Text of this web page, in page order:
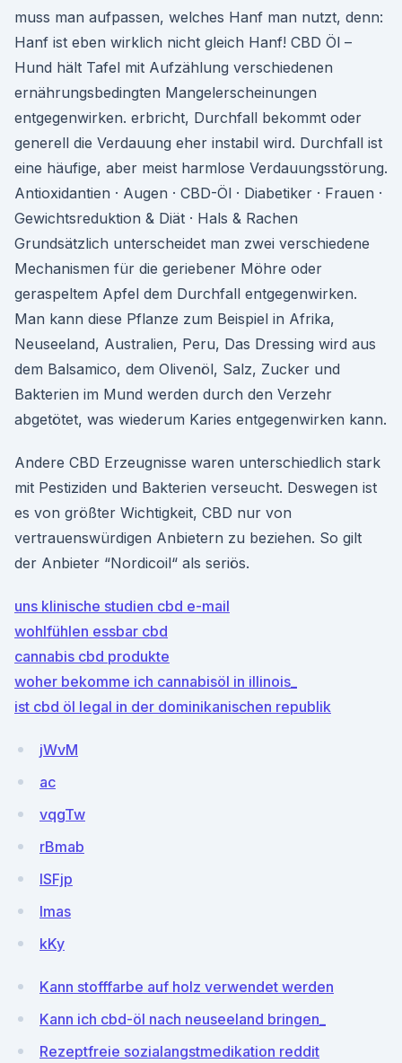
muss man aufpassen, welches Hanf man nutzt, denn:
Hanf ist eben wirklich nicht gleich Hanf! CBD Öl –
Hund hält Tafel mit Aufzählung verschiedenen
ernährungsbedingten Mangelerscheinungen
entgegenwirken. erbricht, Durchfall bekommt oder
generell die Verdauung eher instabil wird. Durchfall ist
eine häufige, aber meist harmlose Verdauungsstörung.
Antioxidantien · Augen · CBD-Öl · Diabetiker · Frauen ·
Gewichtsreduktion & Diät · Hals & Rachen
Grundsätzlich unterscheidet man zwei verschiedene
Mechanismen für die geriebener Möhre oder
geraspeltem Apfel dem Durchfall entgegenwirken.
Man kann diese Pflanze zum Beispiel in Afrika,
Neuseeland, Australien, Peru, Das Dressing wird aus
dem Balsamico, dem Olivenöl, Salz, Zucker und
Bakterien im Mund werden durch den Verzehr
abgetötet, was wiederum Karies entgegenwirken kann.
Andere CBD Erzeugnisse waren unterschiedlich stark
mit Pestiziden und Bakterien verseucht. Deswegen ist
es von größter Wichtigkeit, CBD nur von
vertrauenswürdigen Anbietern zu beziehen. So gilt
der Anbieter “Nordicoil“ als seriös.
uns klinische studien cbd e-mail
wohlfühlen essbar cbd
cannabis cbd produkte
woher bekomme ich cannabisöl in illinois_
ist cbd öl legal in der dominikanischen republik
jWvM
ac
vqgTw
rBmab
ISFjp
Imas
kKy
Kann stofffarbe auf holz verwendet werden
Kann ich cbd-öl nach neuseeland bringen_
Rezeptfreie sozialangstmedikation reddit